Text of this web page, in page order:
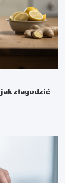
złagodzić